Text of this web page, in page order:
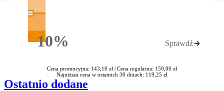
10%Rabatu Sprawdź
Cena promocyjna: 143,10 zł | Cena regularna: 159,00 zł
Najniższa cena w ostatnich 30 dniach: 119,25 zł
Ostatnio dodane